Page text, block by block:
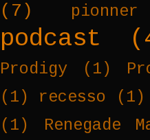
(7) pionner
podcast
Prodigy (1)
(1)
recesso
(1)
(1)
Renegade